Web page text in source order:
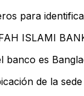
para
ISLAMI
banco es
de la